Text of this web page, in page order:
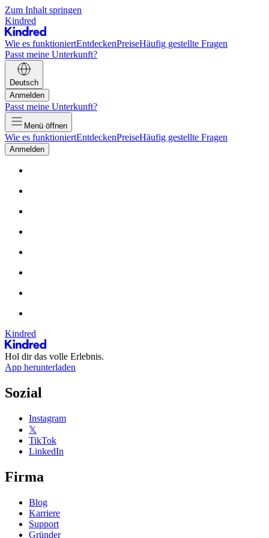
Zum Inhalt springen
Kindred
Wie es funktioniertEntdeckenPreiseHäufig gestellte Fragen
Passt meine Unterkunft?
Deutsch
Anmelden
Passt meine Unterkunft?
Menü öffnen
Wie es funktioniertEntdeckenPreiseHäufig gestellte Fragen
Anmelden
Kindred
Hol dir das volle Erlebnis.
App herunterladen
Sozial
Instagram
𝕏
TikTok
LinkedIn
Firma
Blog
Karriere
Support
Gründer